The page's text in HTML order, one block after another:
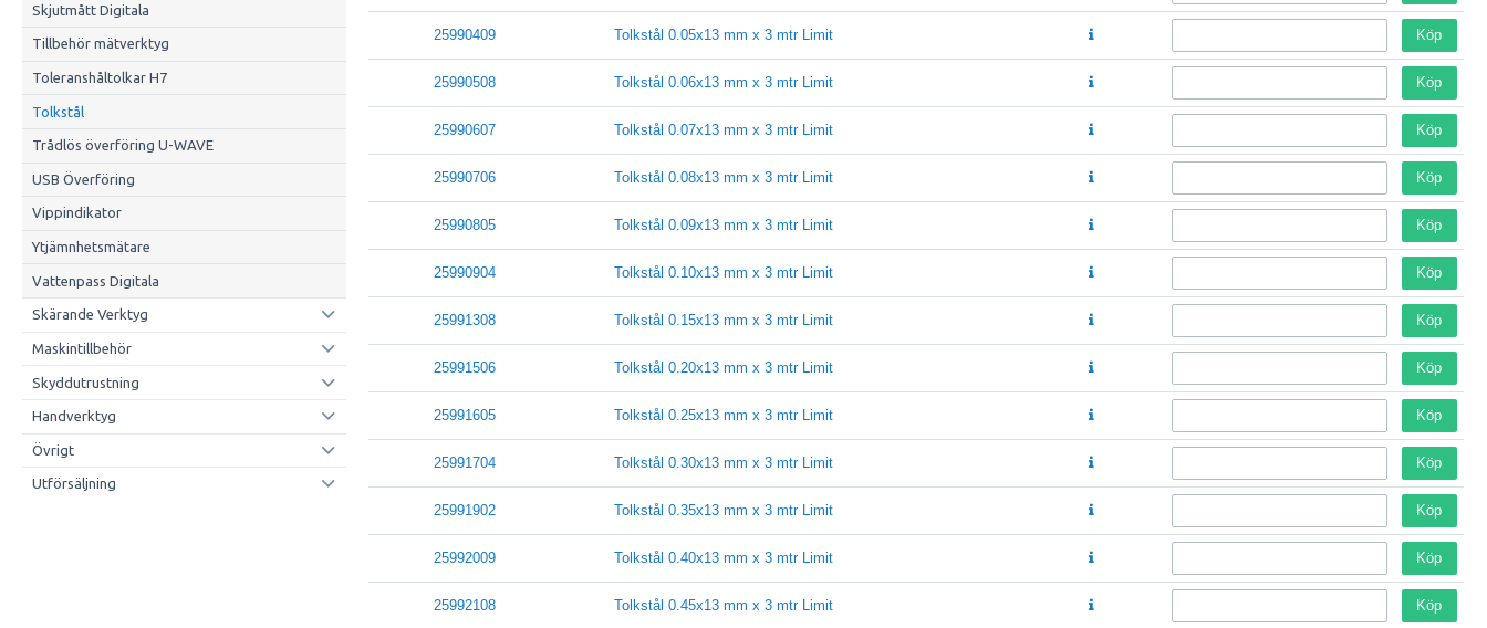
Skjutmått Digitala
Tillbehör mätverktyg
Toleranshåltolkar H7
Tolkstål
Trådlös överföring U-WAVE
USB Överföring
Vippindikator
Ytjämnhetsmätare
Vattenpass Digitala
Skärande Verktyg
Maskintillbehör
Skyddutrustning
Handverktyg
Övrigt
Utförsäljning
25990409 Tolkstål 0.05x13 mm x 3 mtr Limit Köp
25990508 Tolkstål 0.06x13 mm x 3 mtr Limit Köp
25990607 Tolkstål 0.07x13 mm x 3 mtr Limit Köp
25990706 Tolkstål 0.08x13 mm x 3 mtr Limit Köp
25990805 Tolkstål 0.09x13 mm x 3 mtr Limit Köp
25990904 Tolkstål 0.10x13 mm x 3 mtr Limit Köp
25991308 Tolkstål 0.15x13 mm x 3 mtr Limit Köp
25991506 Tolkstål 0.20x13 mm x 3 mtr Limit Köp
25991605 Tolkstål 0.25x13 mm x 3 mtr Limit Köp
25991704 Tolkstål 0.30x13 mm x 3 mtr Limit Köp
25991902 Tolkstål 0.35x13 mm x 3 mtr Limit Köp
25992009 Tolkstål 0.40x13 mm x 3 mtr Limit Köp
25992108 Tolkstål 0.45x13 mm x 3 mtr Limit Köp